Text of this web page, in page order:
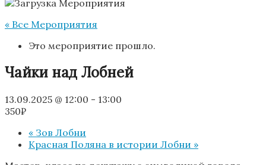
« Все Мероприятия
Это мероприятие прошло.
Чайки над Лобней
13.09.2025 @ 12:00 - 13:00
350₽
« Зов Лобни
Красная Поляна в истории Лобни »